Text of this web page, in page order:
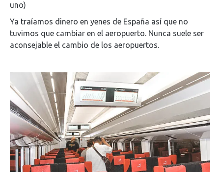
uno)
Ya traíamos dinero en yenes de España así que no
tuvimos que cambiar en el aeropuerto. Nunca suele ser
aconsejable el cambio de los aeropuertos.